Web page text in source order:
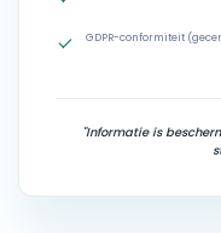
GDPR-conformiteit
"Informatie is